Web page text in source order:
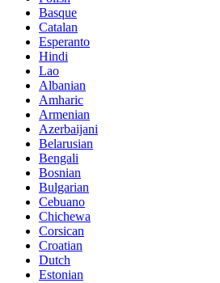
Basque
Catalan
Esperanto
Hindi
Lao
Albanian
Amharic
Armenian
Azerbaijani
Belarusian
Bengali
Bosnian
Bulgarian
Cebuano
Chichewa
Corsican
Croatian
Dutch
Estonian